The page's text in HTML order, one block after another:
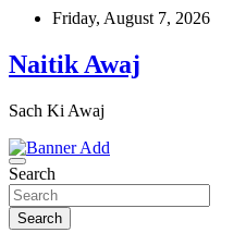
Skip
content
Friday, August 7, 2026
Naitik Awaj
Sach Ki Awaj
Search
Search